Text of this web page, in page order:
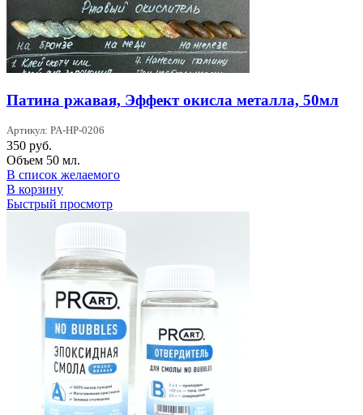
Патина ржавая, Эффект окисла металла, 50мл
Артикул: PA-HP-0206
350 руб.
Объем 50 мл.
В список желаемого
В корзину
Быстрый просмотр